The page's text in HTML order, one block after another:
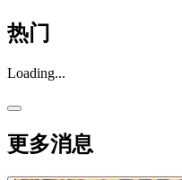
热门
Loading...
更多消息